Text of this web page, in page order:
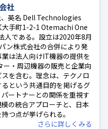
社
、英名 Dell Technologies
手町1-2-1 Otemachi One
人である。設立は2020年8月
ン株式会社の合併により発
は法人向けIT機器の提供を
ー・周辺機器の販売と企業向
を含む。理念は、テクノロ
という共通目的を掲げるグ
ートナーとの関係を重視す
の統合アプローチと、日本
つ点が挙げられる。
さらに詳しくみる